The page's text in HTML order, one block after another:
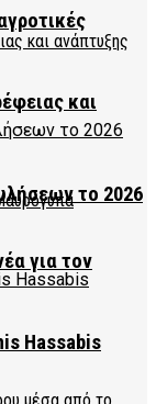
και
για τον
το 2026
Hassabis